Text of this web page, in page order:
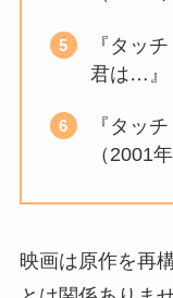
『タッ
君は…』
『タッ
（2001
映画は原作を再